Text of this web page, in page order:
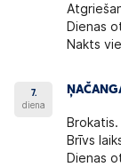
Dienas
Nakts
7.
diena
Brokatis.
Brīvs
Dienas